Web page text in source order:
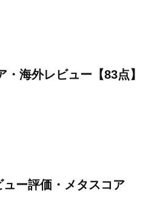
・海外レビュー【83点】
ュー評価・メタスコア